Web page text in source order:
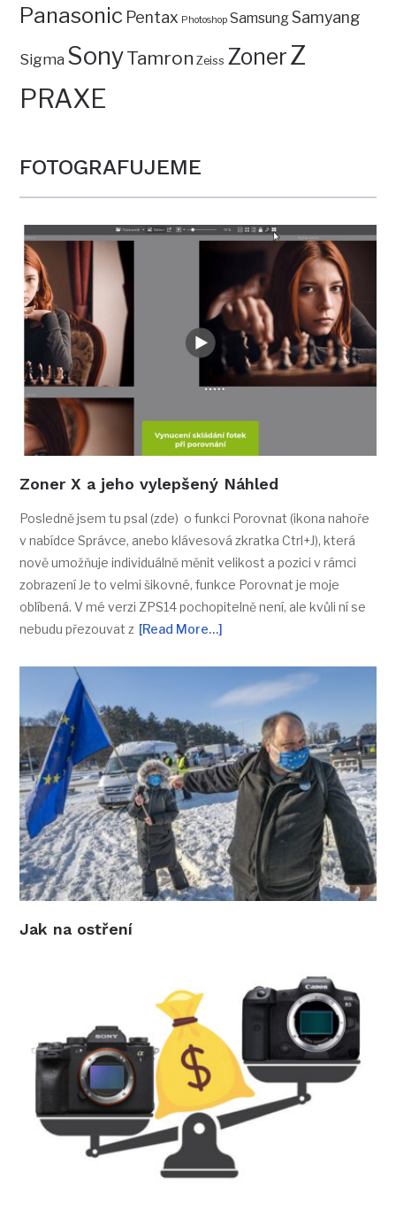
Panasonic Pentax Photoshop SamsungSamyang
Sigma SonyTamron Zeiss ZonerZ
PRAXE
FOTOGRAFUJEME
Zoner X a jeho vylepšený Náhled
Posledně jsem tu psal (zde) o funkci Porovnat (ikona nahoře
v nabídce Správce, anebo klávesová zkratka Ctrl+J), která
nově umožňuje individuálně měnit velikost a pozici v rámci
zobrazení Je to velmi šikovné, funkce Porovnat je moje
oblíbená. V mé verzi ZPS14 pochopitelně není, ale kvůli ní se
nebudu přezouvat z [Read More…]
Jak na ostření